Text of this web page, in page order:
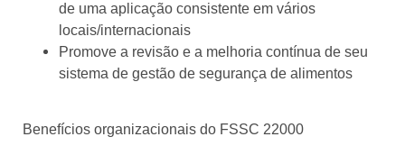
de uma aplicação consistente em vários
locais/internacionais
Promove a revisão e a melhoria contínua de seu
sistema de gestão de segurança de alimentos
Benefícios organizacionais do FSSC 22000